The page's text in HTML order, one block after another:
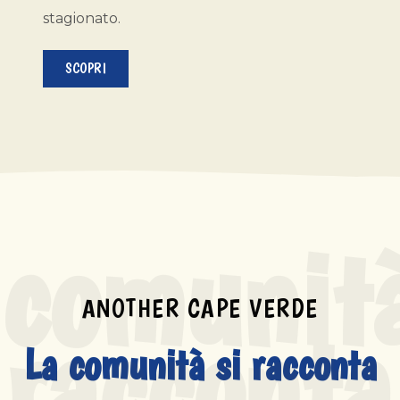
stagionato.
SCOPRI
ANOTHER CAPE VERDE
La comunità si racconta